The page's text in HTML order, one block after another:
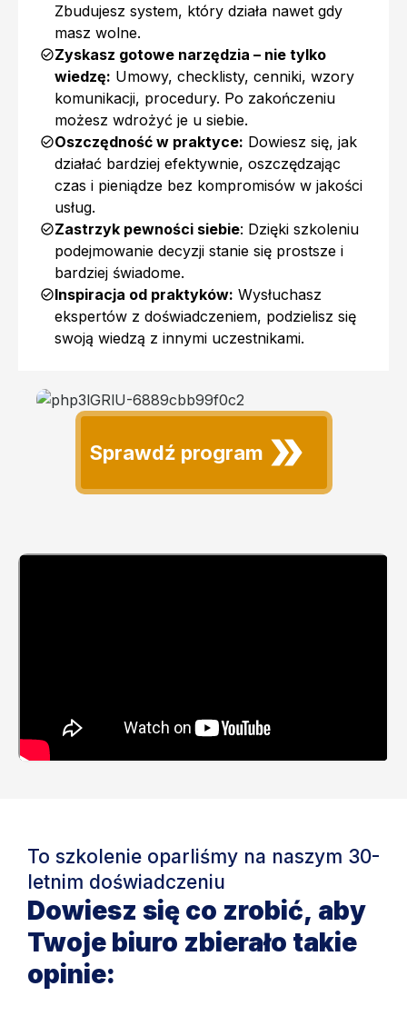
Sprawdź program
Zbudujesz system, który działa nawet gdy
masz wolne.
Zyskasz gotowe narzędzia – nie tylko
wiedzę: Umowy, checklisty, cenniki, wzory
komunikacji, procedury. Po zakończeniu
możesz wdrożyć je u siebie.
Oszczędność w praktyce: Dowiesz się, jak
działać bardziej efektywnie, oszczędzając
czas i pieniądze bez kompromisów w jakości
usług.
Zastrzyk pewności siebie: Dzięki szkoleniu
podejmowanie decyzji stanie się prostsze i
bardziej świadome.
Inspiracja od praktyków: Wysłuchasz
ekspertów z doświadczeniem, podzielisz się
swoją wiedzą z innymi uczestnikami.
To szkolenie oparliśmy na naszym 30-
letnim doświadczeniu
Dowiesz się co zrobić, aby
Twoje biuro zbierało takie
opinie: